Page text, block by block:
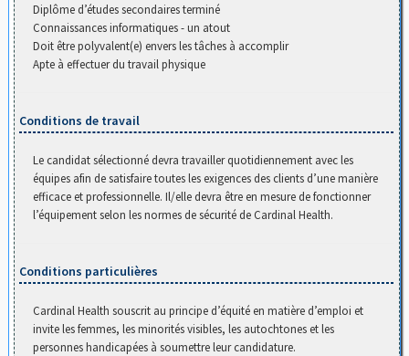
Diplôme d’études secondaires terminé
Connaissances informatiques - un atout
Doit être polyvalent(e) envers les tâches à accomplir
Apte à effectuer du travail physique
Conditions de travail
Le candidat sélectionné devra travailler quotidiennement avec les
équipes afin de satisfaire toutes les exigences des clients d’une manière
efficace et professionnelle. Il/elle devra être en mesure de fonctionner
l’équipement selon les normes de sécurité de Cardinal Health.
Conditions particulières
Cardinal Health souscrit au principe d’équité en matière d’emploi et
invite les femmes, les minorités visibles, les autochtones et les
personnes handicapées à soumettre leur candidature.